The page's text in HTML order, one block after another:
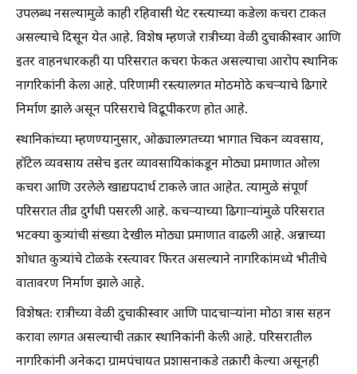
उपलब्ध नसल्यामुळे काही रहिवासी थेट रस्त्याच्या कडेला कचरा टाकत
असल्याचे दिसून येत आहे. विशेष म्हणजे रात्रीच्या वेळी दुचाकीस्वार आणि
इतर वाहनधारकही या परिसरात कचरा फेकत असल्याचा आरोप स्थानिक
नागरिकांनी केला आहे. परिणामी रस्त्यालगत मोठमोठे कचऱ्याचे ढिगारे
निर्माण झाले असून परिसराचे विद्रूपीकरण होत आहे.
स्थानिकांच्या म्हणण्यानुसार, ओढ्यालगतच्या भागात चिकन व्यवसाय,
हॉटेल व्यवसाय तसेच इतर व्यावसायिकांकडून मोठ्या प्रमाणात ओला
कचरा आणि उरलेले खाद्यपदार्थ टाकले जात आहेत. त्यामुळे संपूर्ण
परिसरात तीव्र दुर्गंधी पसरली आहे. कचऱ्याच्या ढिगाऱ्यांमुळे परिसरात
भटक्या कुत्र्यांची संख्या देखील मोठ्या प्रमाणात वाढली आहे. अन्नाच्या
शोधात कुत्र्यांचे टोळके रस्त्यावर फिरत असल्याने नागरिकांमध्ये भीतीचे
वातावरण निर्माण झाले आहे.
विशेषतः रात्रीच्या वेळी दुचाकीस्वार आणि पादचाऱ्यांना मोठा त्रास सहन
करावा लागत असल्याची तक्रार स्थानिकांनी केली आहे. परिसरातील
नागरिकांनी अनेकदा ग्रामपंचायत प्रशासनाकडे तक्रारी केल्या असूनही